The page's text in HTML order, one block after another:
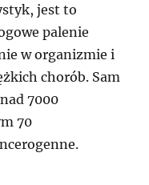
jest to
palenie
w organizmie i
chorób. Sam
7000
70